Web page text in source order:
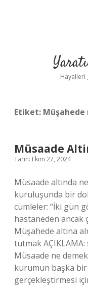
Hayalleri
Etiket:
Müsaade
Tarih: Ekim 27, 2024
Müsaade altında
kuruluşunda bir
cümleler: “İki gün
hastaneden ancak
Müşahede altina
tutmak
Müsaade ne
kurumun başka
gerçekleştirmesi